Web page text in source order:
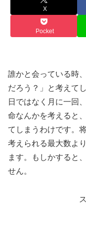
X
Pocket
誰かと会っている時
だろう？」と考えて
日ではなく月に一回
命なんかを考えると
てしまうわけです。
考えられる最大数よ
ます。もしかすると
せん。